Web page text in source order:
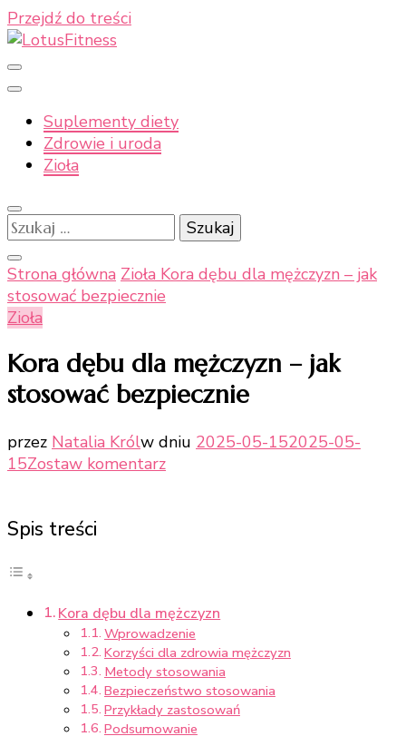
Przejdź do treści
LotusFitness
Suplementy diety
Zdrowie i uroda
Zioła
Szukaj:
Strona główna Zioła Kora dębu dla mężczyzn – jak
stosować bezpiecznie
Zioła
Kora dębu dla mężczyzn – jak
stosować bezpiecznie
przez Natalia Królw dniu 2025-05-152025-05-
15Zostaw komentarzdo
stosować
bezpiecznie
Spis treści
Kora dębu dla mężczyzn
Wprowadzenie
Korzyści dla zdrowia mężczyzn
Metody stosowania
Bezpieczeństwo stosowania
Przykłady zastosowań
Podsumowanie